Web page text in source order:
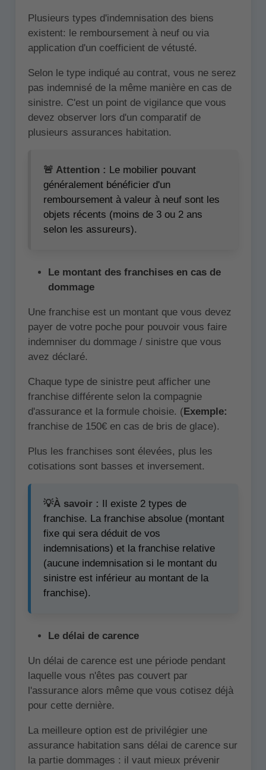
Plusieurs types d'indemnisation des biens
existent: le remboursement à neuf ou via
application d'un coefficient de vétusté.
Selon le type indiqué au contrat, vous ne serez
pas indemnisé de la même manière en cas de
sinistre. C'est un point de vigilance que vous
devez observer lors d'un comparatif de
plusieurs assurances habitation.
🚨 Attention : Le mobilier pouvant
généralement bénéficier d'un
remboursement à valeur à neuf sont les
objets récents (moins de 3 ou 2 ans
selon les assureurs).
Le montant des franchises en cas de
dommage
Une franchise est un montant que vous devez
payer de votre poche pour pouvoir vous faire
indemniser du dommage / sinistre que vous
avez déclaré.
Chaque type de sinistre peut afficher une
franchise différente selon la compagnie
d'assurance et la formule choisie. ( Exemple:
franchise de 150€ en cas de bris de glace).
Plus les franchises sont élevées, plus les
cotisations sont basses et inversement.
💡À savoir :
Il existe 2 types de
franchise. La franchise absolue (montant
fixe qui sera déduit de vos
indemnisations) et la franchise relative
(aucune indemnisation si le montant du
sinistre est inférieur au montant de la
franchise).
Le délai de carence
Un délai de carence est une période pendant
laquelle vous n'êtes pas couvert par
l'assurance alors même que vous cotisez déjà
pour cette dernière.
La meilleure option est de privilégier une
assurance habitation sans délai de carence sur
la partie dommages : il vaut mieux prévenir